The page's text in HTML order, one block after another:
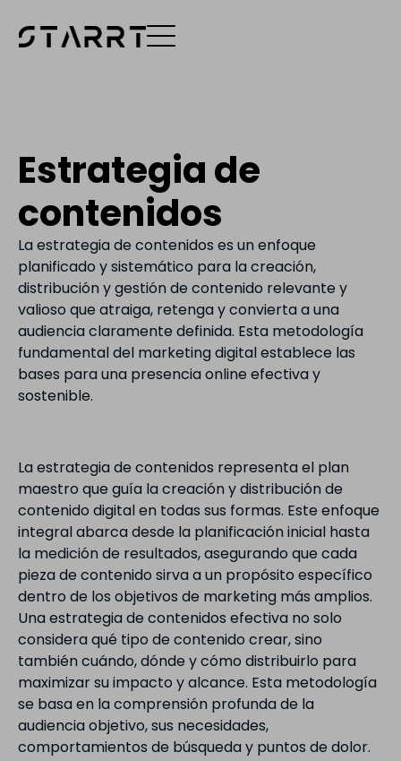
Estrategia de
contenidos
La estrategia de contenidos es un enfoque
planificado y sistemático para la creación,
distribución y gestión de contenido relevante y
valioso que atraiga, retenga y convierta a una
audiencia claramente definida. Esta metodología
fundamental del marketing digital establece las
bases para una presencia online efectiva y
sostenible.
La estrategia de contenidos representa el plan
maestro que guía la creación y distribución de
contenido digital en todas sus formas. Este enfoque
integral abarca desde la planificación inicial hasta
la medición de resultados, asegurando que cada
pieza de contenido sirva a un propósito específico
dentro de los objetivos de marketing más amplios.
Una estrategia de contenidos efectiva no solo
considera qué tipo de contenido crear, sino
también cuándo, dónde y cómo distribuirlo para
maximizar su impacto y alcance. Esta metodología
se basa en la comprensión profunda de la
audiencia objetivo, sus necesidades,
comportamientos de búsqueda y puntos de dolor.